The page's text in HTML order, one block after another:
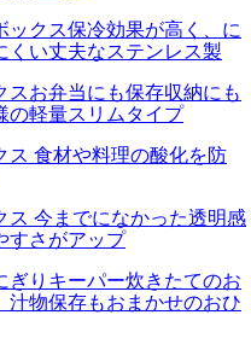
ックス保冷効果が高く、に
くい丈夫なステンレス製
スお弁当にも保存収納にも
の軽量スリムタイプ
ス 食材や料理の酸化を防
ス 今までになかった透明感
すさがアップ
ぎりキーパー炊きたてのお
汁物保存もおまかせのおひ